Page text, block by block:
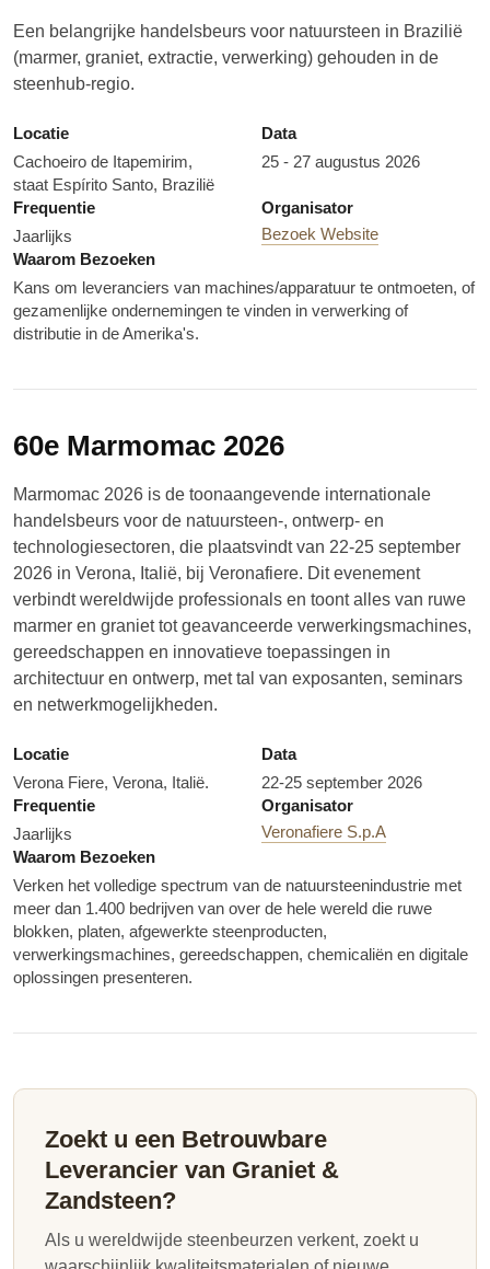
Een belangrijke handelsbeurs voor natuursteen in Brazilië
(marmer, graniet, extractie, verwerking) gehouden in de
steenhub-regio.
Locatie
Cachoeiro de Itapemirim,
staat Espírito Santo, Brazilië
Data
25 - 27 augustus 2026
Frequentie
Jaarlijks
Organisator
Bezoek Website
Waarom Bezoeken
Kans om leveranciers van machines/apparatuur te ontmoeten, of
gezamenlijke ondernemingen te vinden in verwerking of
distributie in de Amerika's.
60e Marmomac 2026
Marmomac 2026 is de toonaangevende internationale
handelsbeurs voor de natuursteen-, ontwerp- en
technologiesectoren, die plaatsvindt van 22-25 september
2026 in Verona, Italië, bij Veronafiere. Dit evenement
verbindt wereldwijde professionals en toont alles van ruwe
marmer en graniet tot geavanceerde verwerkingsmachines,
gereedschappen en innovatieve toepassingen in
architectuur en ontwerp, met tal van exposanten, seminars
en netwerkmogelijkheden.
Locatie
Verona Fiere, Verona, Italië.
Data
22-25 september 2026
Frequentie
Jaarlijks
Organisator
Veronafiere S.p.A
Waarom Bezoeken
Verken het volledige spectrum van de natuursteenindustrie met
meer dan 1.400 bedrijven van over de hele wereld die ruwe
blokken, platen, afgewerkte steenproducten,
verwerkingsmachines, gereedschappen, chemicaliën en digitale
oplossingen presenteren.
Zoekt u een Betrouwbare
Leverancier van Graniet &
Zandsteen?
Als u wereldwijde steenbeurzen verkent, zoekt u